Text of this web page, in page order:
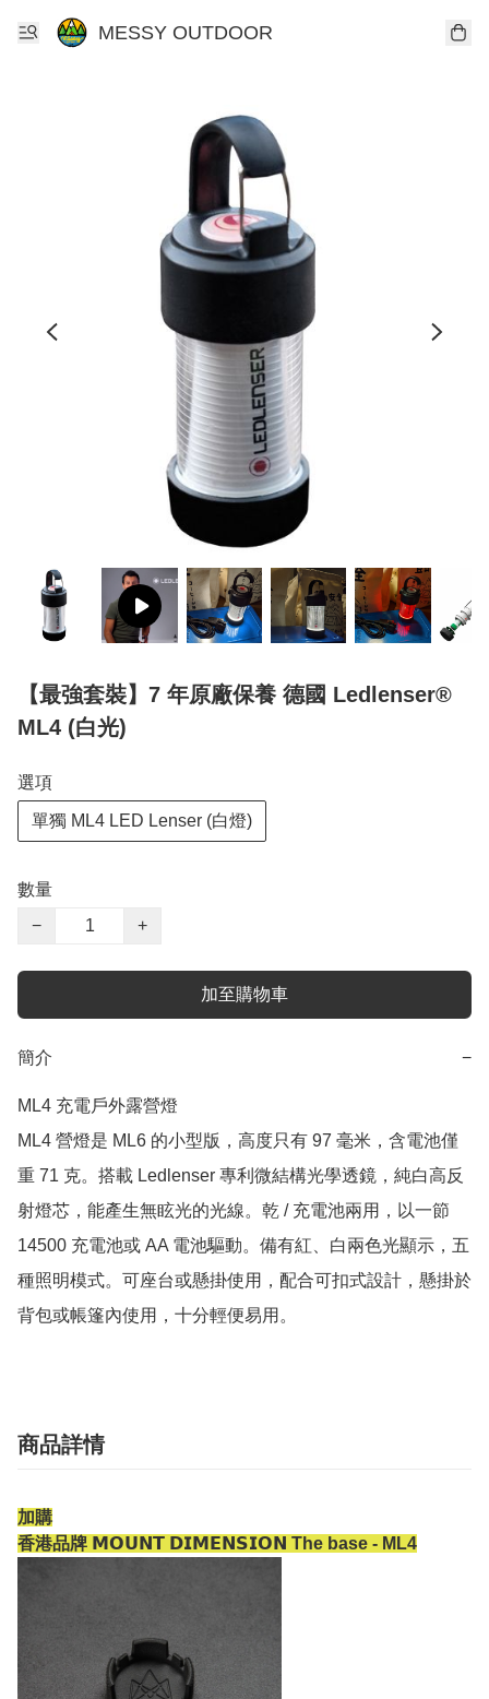
MESSY OUTDOOR
【最強套裝】7 年原廠保養 德國 Ledlenser®
ML4 (白光)
選項
單獨 ML4 LED Lenser (白燈)
數量
−
+
加至購物車
簡介 −
ML4 充電戶外露營燈
ML4 營燈是 ML6 的小型版，高度只有 97 毫米，含電池僅
重 71 克。搭載 Ledlenser 專利微結構光學透鏡，純白高反
射燈芯，能產生無眩光的光線。乾 / 充電池兩用，以一節
14500 充電池或 AA 電池驅動。備有紅、白兩色光顯示，五
種照明模式。可座台或懸掛使用，配合可扣式設計，懸掛於
背包或帳篷內使用，十分輕便易用。
商品詳情
加購
香港品牌 𝗠𝗢𝗨𝗡𝗧 𝗗𝗜𝗠𝗘𝗡𝗦𝗜𝗢𝗡 The base - ML4